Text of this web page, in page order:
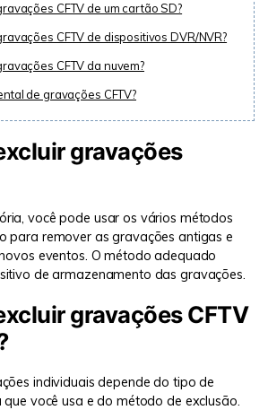
CFTV de um cartão SD?
CFTV de dispositivos DVR/NVR?
CFTV da nuvem?
de gravações CFTV?
gravações
você pode usar os vários métodos
para remover as gravações antigas e
eventos. O método adequado
de armazenamento das gravações.
gravações CFTV
individuais depende do tipo de
você usa e do método de exclusão.